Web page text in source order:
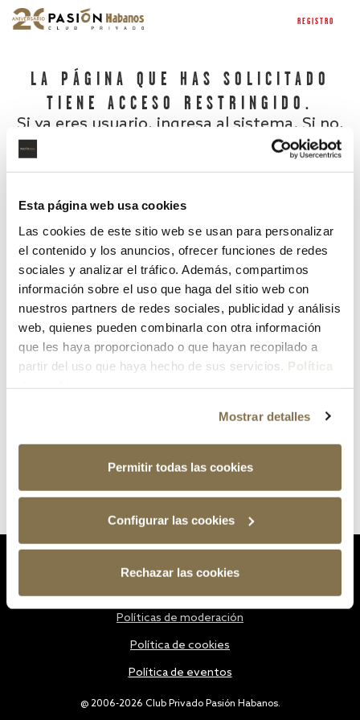
Esta página web usa cookies
Las cookies de este sitio web se usan para personalizar
el contenido y los anuncios, ofrecer funciones de redes
sociales y analizar el tráfico. Además, compartimos
información sobre el uso que haga del sitio web con
nuestros partners de redes sociales, publicidad y análisis
web, quienes pueden combinarla con otra información
que les haya proporcionado o que hayan recopilado a
partir del uso que haya hecho de sus servicios. Política
Mostrar detalles
Permitir todas las cookies
Configurar las cookies
Rechazar las cookies
REGISTRO
LA PÁGINA QUE HAS SOLICITADO
TIENE ACCESO RESTRINGIDO.
Si ya eres usuario, ingresa al sistema. Si no,
¿Has olvidado tu contraseña?
@ 2006-2026 Club Privado Pasión Habanos.
Políticas de moderación
Política de cookies
Política de eventos